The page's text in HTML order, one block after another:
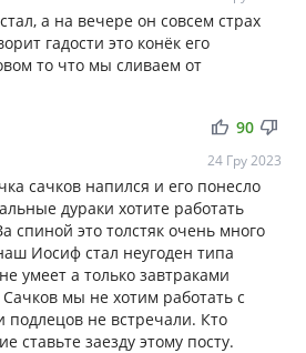
а на вечере он совсем страх
гадости это конёк его
то что мы сливаем от
thumb_up thumb_down
90
24 Гру 2023
сачков напился и его понесло
дураки хотите работать
спиной это толстяк очень много
Иосиф стал неугоден типа
умеет а только завтраками
мы не хотим работать с
подлецов не встречали. Кто
ставьте заезду этому посту.